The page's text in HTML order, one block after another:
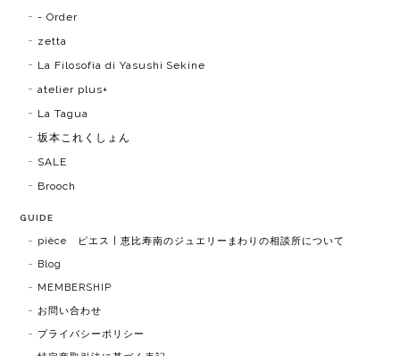
- Order
zetta
La Filosofia di Yasushi Sekine
atelier plus+
La Tagua
坂本これくしょん
SALE
Brooch
GUIDE
pièce ピエス | 恵比寿南のジュエリーまわりの相談所について
Blog
MEMBERSHIP
お問い合わせ
プライバシーポリシー